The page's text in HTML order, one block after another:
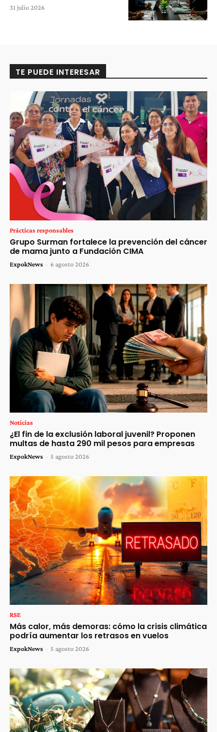
31 julio 2026
TE PUEDE INTERESAR
Prácticas responsables
Grupo Surman fortalece la prevención del cáncer
de mama junto a Fundación CIMA
ExpokNews - 6 agosto 2026
Noticias
¿El fin de la exclusión laboral juvenil? Proponen
multas de hasta 290 mil pesos para empresas
ExpokNews - 5 agosto 2026
RSE
Más calor, más demoras: cómo la crisis climática
podría aumentar los retrasos en vuelos
ExpokNews - 5 agosto 2026